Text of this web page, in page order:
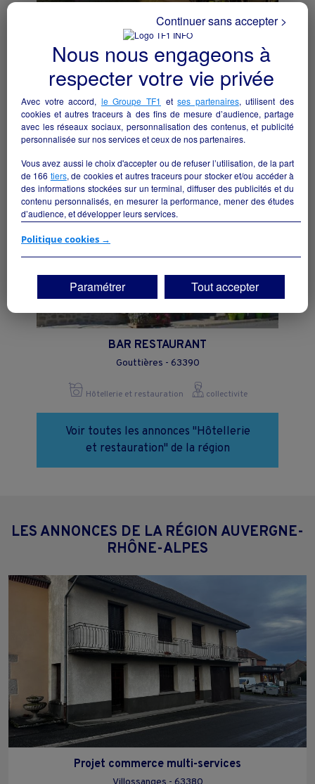
Ensemble Touristique - Gîte de groupe/
Chambres d'hôtes 25 couchages - Massif du
sancy
Besse-et-Saint-Anastaise - 63610
Hôtellerie et restauration particulier
BAR RESTAURANT
Gouttières - 63390
Hôtellerie et restauration collectivite
Voir toutes les annonces "Hôtellerie
et restauration" de la région
LES ANNONCES DE LA RÉGION AUVERGNE-
RHÔNE-ALPES
Projet commerce multi-services
Nous nous engageons à
respecter votre vie privée
Avec votre accord, le Groupe TF1 etses partenaires, utilisent des
cookies et autres traceurs à des fins de mesure d’audience, partage
avec les réseaux sociaux, personnalisation des contenus, et publicité
personnalisée sur nos services et ceux de nos partenaires.
Vous avez aussi le choix d'accepter ou de refuser l’utilisation, de la part
de 166 tiers, de cookies et autres traceurs pour stocker et/ou accéder à
des informations stockées sur un terminal, diffuser des publicités et du
contenu personnalisés, en mesurer la performance, mener des études
d’audience, et développer leurs services.
Si vous continuez sans accepter, les fonctionnalités liées à la
vos centres d'intérêt. Seuls lescookies/traceurs techniquesseront
déposés et lus sur votre terminal.
Vous pouvez exprimer vos choix en cliquant sur "Tout accepter",
"Continuer sans accepter" ou "Paramétrer", et les modifier à tout
moment en cliquant sur le lien "Paramétrez vos choix" situé en bas de
Politique cookies →
Paramétrer
Continuer sans accepter >
Tout accepter